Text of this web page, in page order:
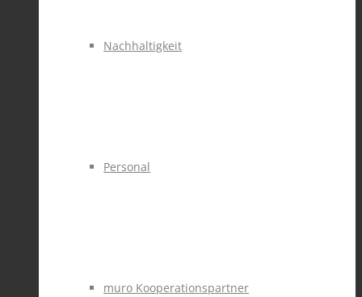
Nachhaltigkeit
Personal
muro Kooperationspartner